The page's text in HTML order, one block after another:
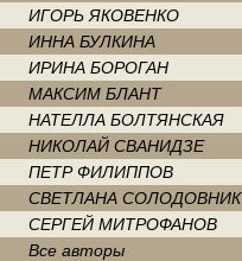
ИГОРЬ ЯКОВЕНКО
ИННА БУЛКИНА
ИРИНА БОРОГАН
МАКСИМ БЛАНТ
НАТЕЛЛА БОЛТЯНСКАЯ
НИКОЛАЙ СВАНИДЗЕ
ПЕТР ФИЛИППОВ
СВЕТЛАНА СОЛОДОВНИК
СЕРГЕЙ МИТРОФАНОВ
Все авторы